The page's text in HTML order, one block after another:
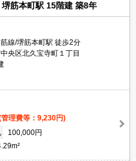
筋本町駅 15階建 築8年
線/堺筋本町駅 徒歩2分
央区北久宝寺町１丁目
管理費等：9,230円)
100,000円